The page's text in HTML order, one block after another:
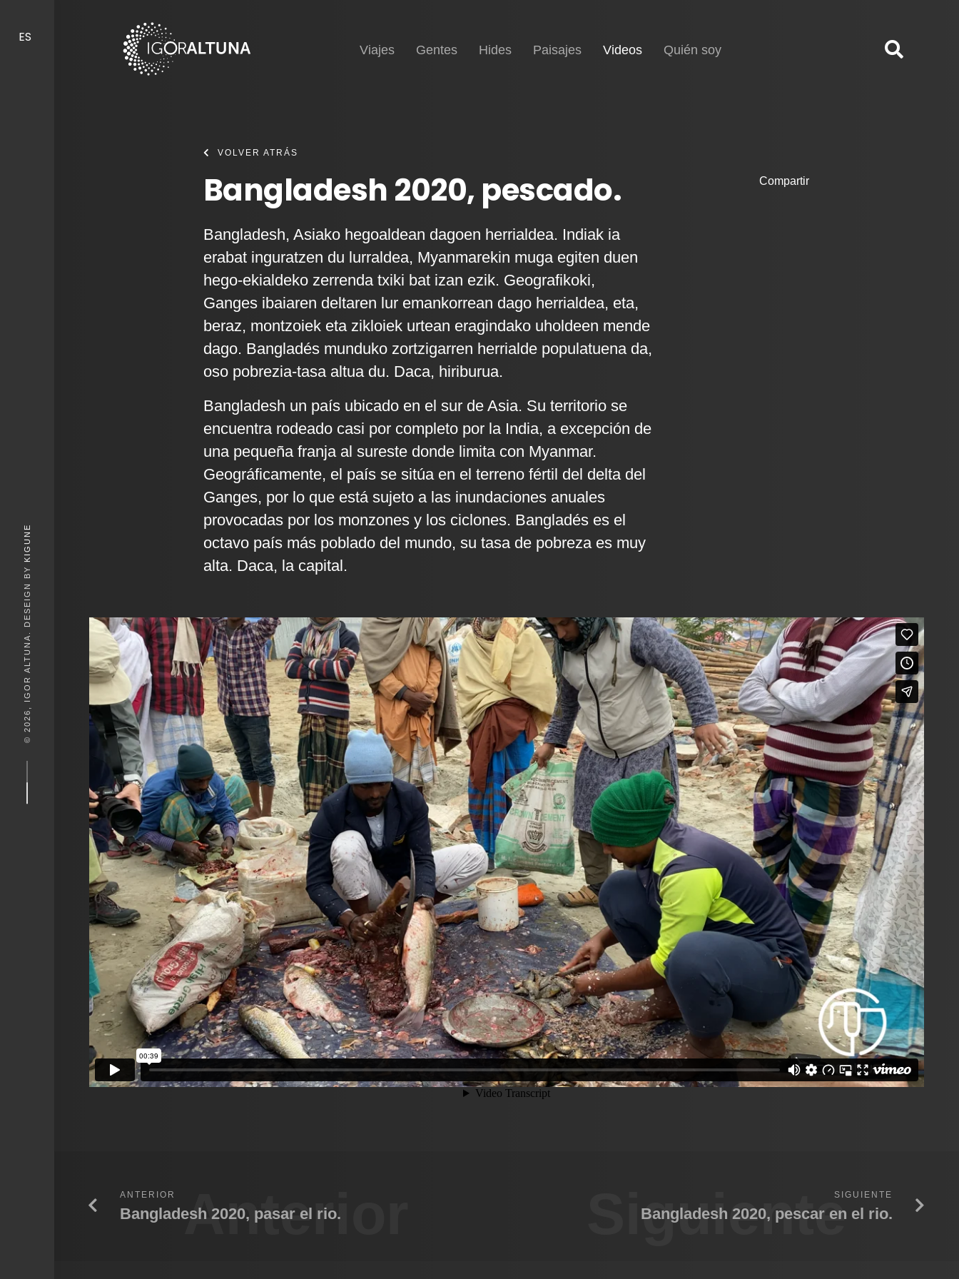
ES
© 2026, IGOR ALTUNA. DESEIGN BY
KIGUNE
Inicio
Viajes Gentes Hides Paisajes Videos(current)Quién soy
VOLVER ATRÁS
Bangladesh 2020, pescado.
Bangladesh, Asiako hegoaldean dagoen herrialdea. Indiak ia
erabat inguratzen du lurraldea, Myanmarekin muga egiten duen
hego-ekialdeko zerrenda txiki bat izan ezik. Geografikoki,
Ganges ibaiaren deltaren lur emankorrean dago herrialdea, eta,
beraz, montzoiek eta zikloiek urtean eragindako uholdeen mende
dago. Bangladés munduko zortzigarren herrialde populatuena da,
oso pobrezia-tasa altua du. Daca, hiriburua.
Bangladesh un país ubicado en el sur de Asia. Su territorio se
encuentra rodeado casi por completo por la India, a excepción de
una pequeña franja al sureste donde limita con Myanmar.
Geográficamente, el país se sitúa en el terreno fértil del delta del
Ganges, por lo que está sujeto a las inundaciones anuales
provocadas por los monzones y los ciclones. Bangladés es el
octavo país más poblado del mundo, su tasa de pobreza es muy
alta. Daca, la capital.
Compartir
Anterior
ANTERIOR
Bangladesh 2020, pasar el rio. SiguienteSIGUIENTE
Bangladesh 2020, pescar en el rio.